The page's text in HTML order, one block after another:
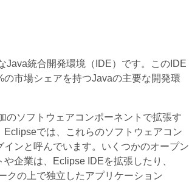
Java統合開発環境（IDE）です。このIDE
の市場シェアを持つJavaの主要な開発環
のソフトウェアコンポーネントで拡張す
Eclipseでは、これらのソフトウェアコン
インと呼んでいます。いくつかのオープン
企業は、Eclipse IDEを拡張したり、
クの上で独立したアプリケーション